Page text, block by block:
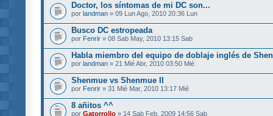
Doctor, los síntomas de mi DC son...
por landman » 09 Lun Ago, 2010 20:36 Lun
Busco DC estropeada
por Fenrir » 08 Sab May, 2010 13:15 Sab
Habla miembro del equipo de doblaje inglés de
por landman » 21 Mié Abr, 2010 03:50 Mié
Shenmue vs Shenmue II
por Fenrir » 31 Mié Mar, 2010 13:17 Mié
8 añitos ^^
por Gatorrollo » 14 Sab Feb, 2009 14:56 Sab